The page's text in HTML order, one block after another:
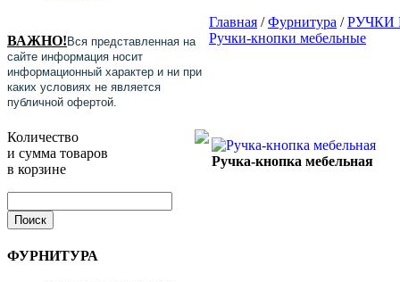
ВАЖНО! Вся представленная на
сайте информация носит
информационный характер и ни при
каких условиях не является
публичной офертой.
Количество
и сумма товаров
в корзине
ФУРНИТУРА
Главная /Фурнитура /РУЧКИ
Ручки-кнопки мебельные
Ручка-кнопка мебельная